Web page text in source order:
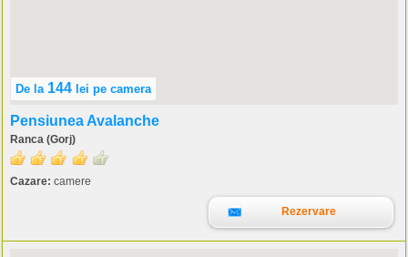
De la 144 lei pe camera
Pensiunea Avalanche
Ranca (Gorj)
Cazare: camere
Rezervare